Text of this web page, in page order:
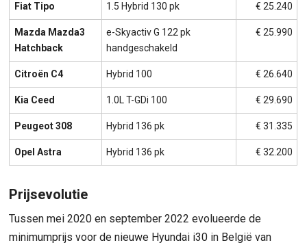
Fiat Tipo 1.5 Hybrid 130 pk € 25.240
Mazda Mazda3
Hatchback
e-Skyactiv G 122 pk
handgeschakeld
€ 25.990
Citroën C4 Hybrid 100 € 26.640
Kia Ceed 1.0L T-GDi 100 € 29.690
Peugeot 308 Hybrid 136 pk € 31.335
Opel Astra Hybrid 136 pk € 32.200
Prijsevolutie
Tussen mei 2020 en september 2022 evolueerde de
minimumprijs voor de nieuwe Hyundai i30 in België van